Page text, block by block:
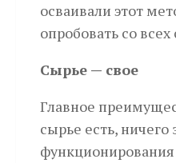
осваивали этот
опробовать со
Сырье — свое
Главное
сырье есть,
функционирования